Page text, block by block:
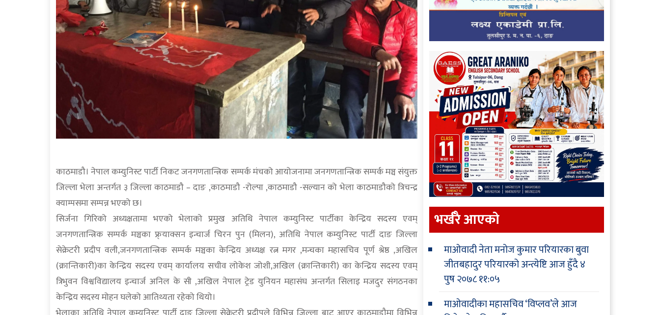
काठमाडौ। नेपाल कम्युनिस्ट पार्टी निकट जनगणतान्त्रिक सम्पर्क मंचको आयोजनामा जनगणतान्त्रिक सम्पर्क मञ्च संयुक्त
जिल्ला भेला अन्तर्गत ३ जिल्ला काठमाडौ – दाङ ,काठमाडौ -रोल्पा ,काठमाडौ -सल्यान को भेला काठमाडौको त्रिचन्द्र
क्याम्पसमा सम्पन्न भएको छ।
सिर्जना गिरिको अध्यक्षतामा भएको भेलाको प्रमुख अतिथि नेपाल कम्युनिस्ट पार्टीका केन्द्रिय सदस्य एवम्
जनगणतान्त्रिक सम्पर्क मञ्चका फ्र्याक्सन इन्चार्ज चिरन पुन (मिलन), अतिथि नेपाल कम्युनिस्ट पार्टी दाङ जिल्ला
सेक्रेटरी प्रदीप वली,जनगणतान्त्रिक सम्पर्क मञ्चका केन्द्रिय अध्यक्ष रत्न मगर ,मन्चका महासचिव पूर्ण श्रेष्ठ ,अखिल
(क्रान्तिकारी)का केन्द्रिय सदस्य एवम् कार्यालय सचीव लोकेश जोशी,अखिल (क्रान्तिकारी) का केन्द्रिय सदस्य एवम्
त्रिभुवन विश्वविद्यालय इन्चार्ज अनिल के सी ,अखिल नेपाल ट्रेड युनियन महासंघ अन्तर्गत सिलाइ मजदुर संगठनका
केन्द्रिय सदस्य मोहन घलेको आतिथ्यता रहेको थियो।
भर्खरै आएकाे
माओवादी नेता मनोज कुमार परियारका बुवा
जीतबहादुर परियारको अन्त्येष्टि आज हुँदै४
पुष २०७८ ११:०५
माओवादीका महासचिव ‘विप्लव’ले आज